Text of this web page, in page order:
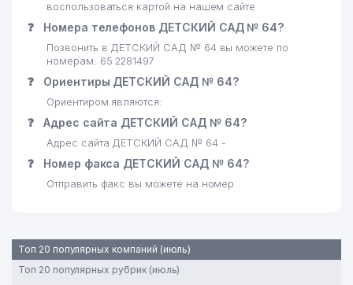
воспользоваться картой на нашем сайте
❓ Номера телефонов ДЕТСКИЙ САД № 64?
Позвонить в ДЕТСКИЙ САД № 64 вы можете по
номерам: 65 2281497
❓ Ориентиры ДЕТСКИЙ САД № 64?
Ориентиром являются:
❓ Адрес сайта ДЕТСКИЙ САД № 64?
Адрес сайта ДЕТСКИЙ САД № 64 -
❓ Номер факса ДЕТСКИЙ САД № 64?
Отправить факс вы можете на номер .
Топ 20 популярных компаний (июль)
Топ 20 популярных рубрик (июль)